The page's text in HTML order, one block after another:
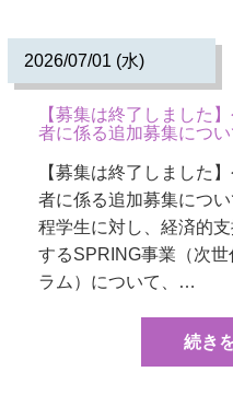
2026/07/01 (水)
【募集は終了しました
者に係る追加募集につい
【募集は終了しました
者に係る追加募集につ
程学生に対し、経済的
するSPRING事業（次
ラム）について、…
続き